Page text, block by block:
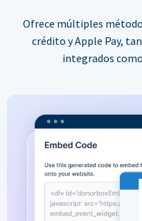
Ofrece múltiples
crédito y Apple Pay,
integrados